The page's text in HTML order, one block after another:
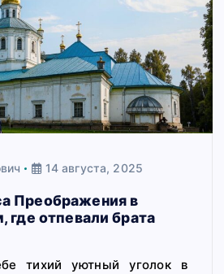
14 августа, 2025
Преображения в
где отпевали брата
тихий уютный уголок в